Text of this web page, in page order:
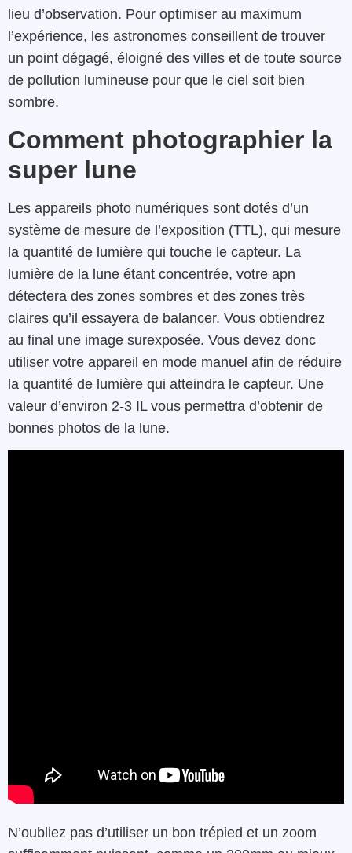
lieu d’observation. Pour optimiser au maximum
l’expérience, les astronomes conseillent de trouver
un point dégagé, éloigné des villes et de toute source
de pollution lumineuse pour que le ciel soit bien
sombre.
Comment photographier la
super lune
Les appareils photo numériques sont dotés d’un
système de mesure de l’exposition (TTL), qui mesure
la quantité de lumière qui touche le capteur. La
lumière de la lune étant concentrée, votre apn
détectera des zones sombres et des zones très
claires qu’il essayera de balancer. Vous obtiendrez
au final une image surexposée. Vous devez donc
utiliser votre appareil en mode manuel afin de réduire
la quantité de lumière qui atteindra le capteur. Une
valeur d’environ 2-3 IL vous permettra d’obtenir de
bonnes photos de la lune.
N’oubliez pas d’utiliser un bon trépied et un zoom